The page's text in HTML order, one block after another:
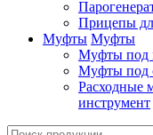
Прицепы
Муфты Муфты
Муфты под
Муфты под
Расходные
инструмент